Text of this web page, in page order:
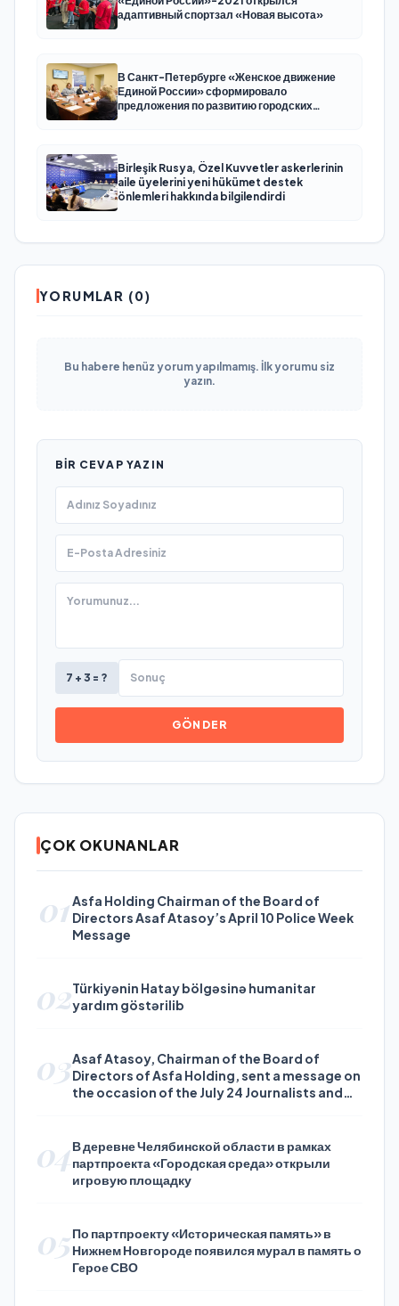
адаптивный спортзал «Новая высота»
В Санкт-Петербурге «Женское движение
Единой России» сформировало
предложения по развитию городских
Birleşik Rusya, Özel Kuvvetler askerlerinin
aile üyelerini yeni hükümet destek
önlemleri hakkında bilgilendirdi
YORUMLAR (0)
Bu habere henüz yorum yapılmamış. İlk yorumu siz
yazın.
BIR CEVAP YAZIN
7 + 3 = ?
GÖNDER
ÇOK OKUNANLAR
01Asfa Holding Chairman of the Board of
Directors Asaf Atasoy’s April 10 Police Week
Message
02Türkiyənin Hatay bölgəsinə humanitar
yardım göstərilib
03Asaf Atasoy, Chairman of the Board of
Directors of Asfa Holding, sent a message on
the occasion of the July 24 Journalists and
04В деревне Челябинской области в рамках
партпроекта «Городская среда» открыли
игровую площадку
05По партпроекту «Историческая память» в
Нижнем Новгороде появился мурал в память о
Герое СВО